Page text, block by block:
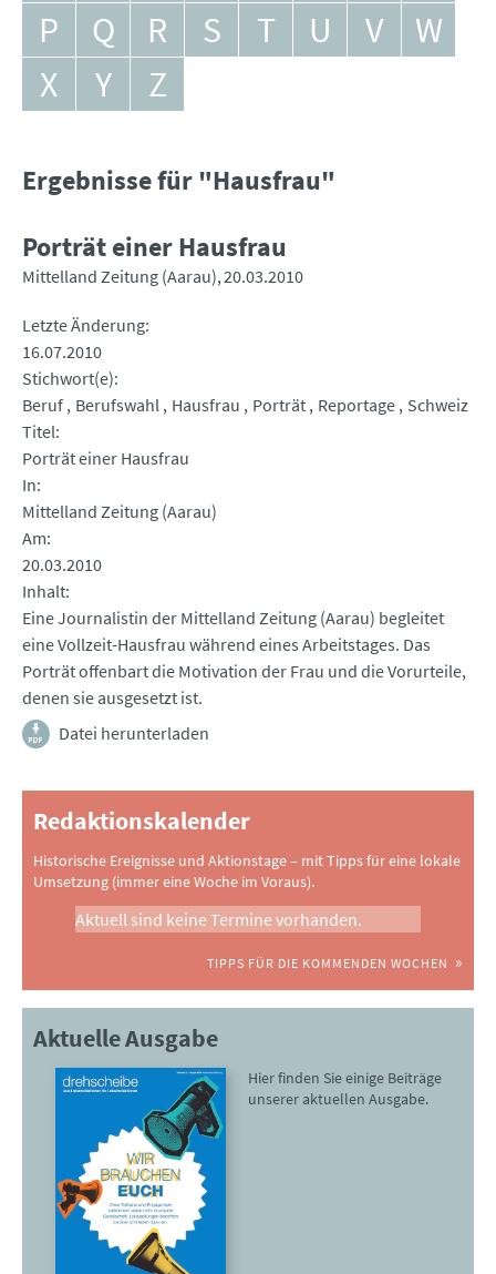
P
Q R S T U V
W
X
Y Z
Ergebnisse für "Hausfrau"
Porträt einer Hausfrau
Mittelland Zeitung (Aarau) 20.03.2010
Letzte Änderung
16.07.2010
Stichwort(e)
Beruf Berufswahl Hausfrau Porträt Reportage Schweiz
Titel
Porträt einer Hausfrau
In
Mittelland Zeitung (Aarau)
Am
20.03.2010
Inhalt
Eine Journalistin der Mittelland Zeitung (Aarau) begleitet
eine Vollzeit-Hausfrau während eines Arbeitstages. Das
Porträt offenbart die Motivation der Frau und die Vorurteile,
denen sie ausgesetzt ist.
Datei herunterladen
Redaktionskalender
Historische Ereignisse und Aktionstage – mit Tipps für eine lokale
Umsetzung (immer eine Woche im Voraus).
Aktuell sind keine Termine vorhanden.
TIPPS FÜR DIE KOMMENDEN WOCHEN
Aktuelle Ausgabe
Hier finden Sie einige Beiträge
unserer aktuellen Ausgabe.